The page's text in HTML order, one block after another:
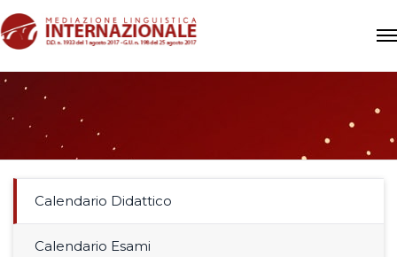
Calendario Didattico
Calendario Esami